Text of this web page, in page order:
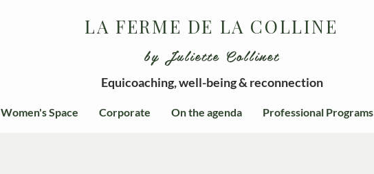
LA FERME DE LA COLLINE
by Juliette Collinet
Equicoaching, well-being & reconnection
Women's Space Corporate On the agenda Professional Programs